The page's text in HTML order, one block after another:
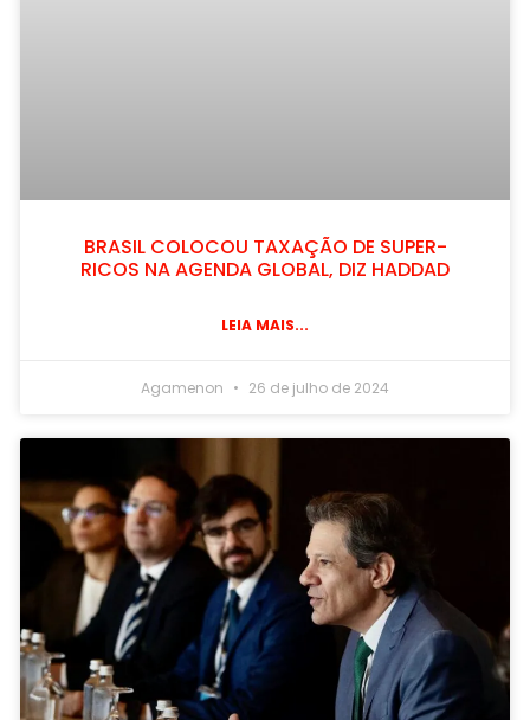
BRASIL COLOCOU TAXAÇÃO DE SUPER-
RICOS NA AGENDA GLOBAL, DIZ HADDAD
LEIA MAIS...
Agamenon 26 de julho de 2024